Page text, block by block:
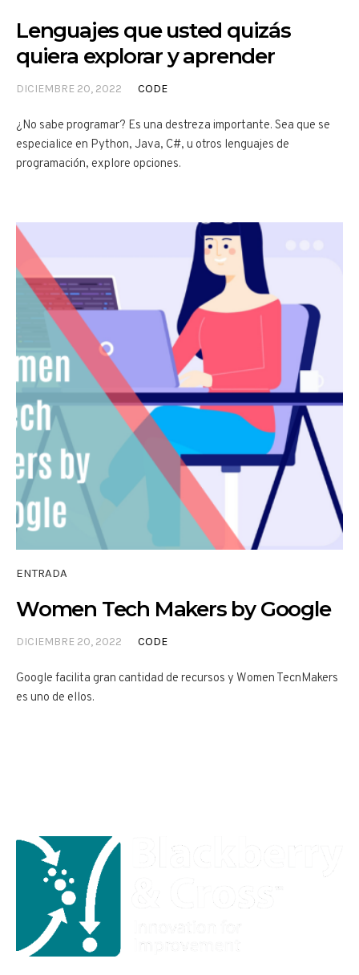
Lenguajes que usted quizás
quiera explorar y aprender
DICIEMBRE 20, 2022 CODE
¿No sabe programar? Es una destreza importante. Sea que se
especialice en Python, Java, C#, u otros lenguajes de
programación, explore opciones.
ENTRADA
Women Tech Makers by Google
DICIEMBRE 20, 2022 CODE
Google facilita gran cantidad de recursos y Women TecnMakers
es uno de ellos.